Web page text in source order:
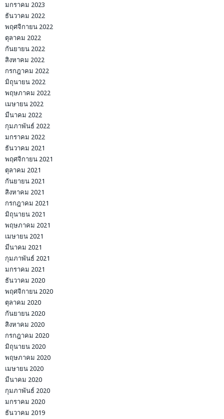
มกราคม 2023
ธันวาคม 2022
พฤศจิกายน 2022
ตุลาคม 2022
กันยายน 2022
สิงหาคม 2022
กรกฎาคม 2022
มิถุนายน 2022
พฤษภาคม 2022
เมษายน 2022
มีนาคม 2022
กุมภาพันธ์ 2022
มกราคม 2022
ธันวาคม 2021
พฤศจิกายน 2021
ตุลาคม 2021
กันยายน 2021
สิงหาคม 2021
กรกฎาคม 2021
มิถุนายน 2021
พฤษภาคม 2021
เมษายน 2021
มีนาคม 2021
กุมภาพันธ์ 2021
มกราคม 2021
ธันวาคม 2020
พฤศจิกายน 2020
ตุลาคม 2020
กันยายน 2020
สิงหาคม 2020
กรกฎาคม 2020
มิถุนายน 2020
พฤษภาคม 2020
เมษายน 2020
มีนาคม 2020
กุมภาพันธ์ 2020
มกราคม 2020
ธันวาคม 2019